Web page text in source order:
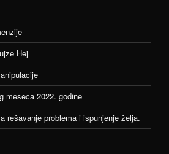
Hej
meseca 2022. godine
rešavanje problema i ispunjenje želja.